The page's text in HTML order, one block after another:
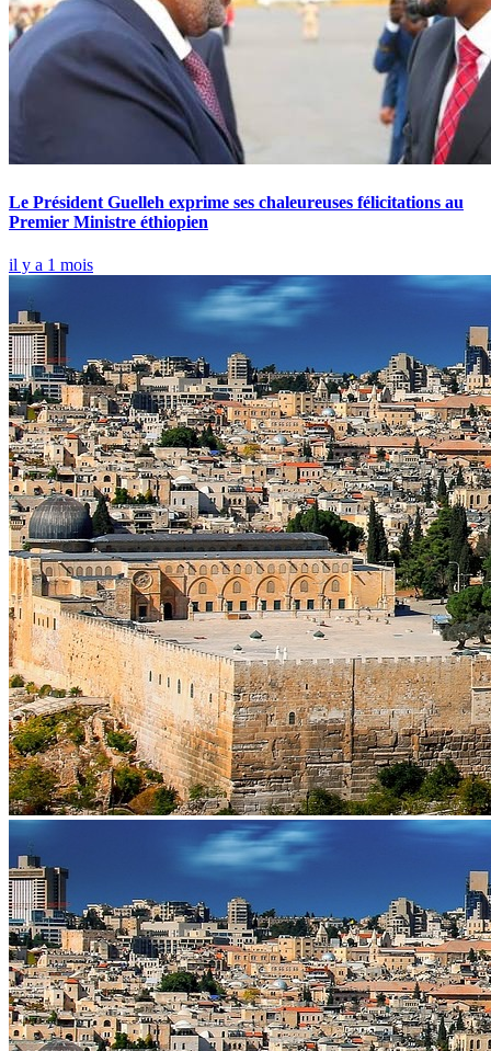
Le Président Guelleh exprime ses chaleureuses félicitations au
Premier Ministre éthiopien
il y a 1 mois